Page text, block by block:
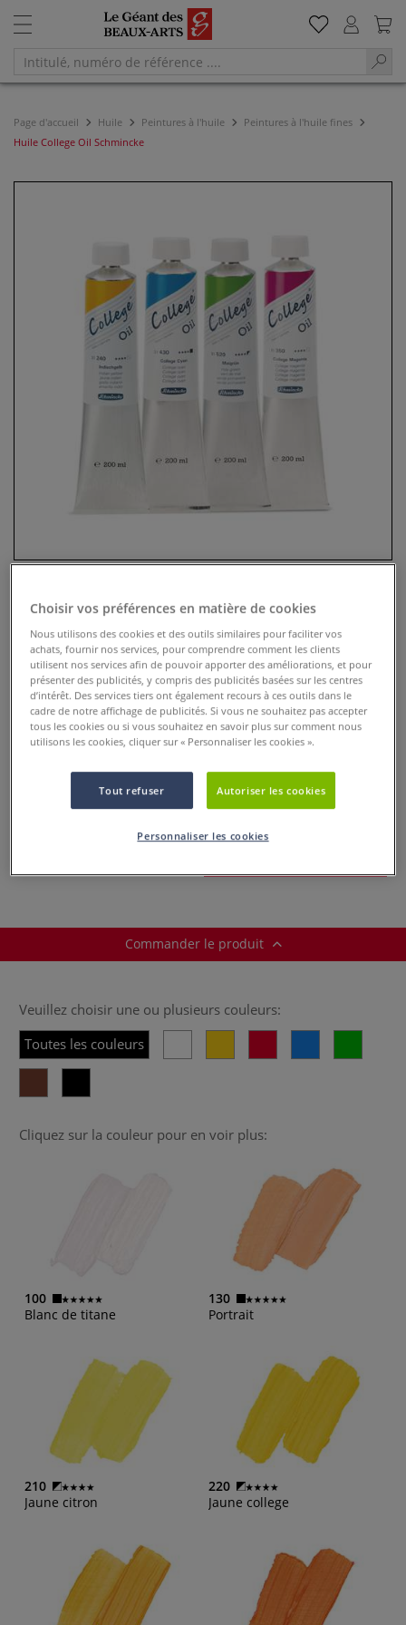
Page d'accueil Huile Peintures à l'huile
Peintures à l'huile fines
Huile College Oil Schmincke
Huile College Oil Schmincke
0 Commentaires
Peinture à l'huile de qualité étude. Nuances élaborées à
partir de pigments de grande qualité et d’huiles naturelles
(huile de lin et de tournesol). Fini satiné au séchage.
dès 13,60 €
Commander le produit
Veuillez choisir une ou plusieurs couleurs:
Toutes les couleurs
Cliquez sur la couleur pour en voir plus:
100
Blanc de titane
130
Portrait
210
Jaune citron
220
Jaune college
Choisir vos préférences en matière de cookies
Nous utilisons des cookies et des outils similaires pour faciliter vos
achats, fournir nos services, pour comprendre comment les clients
utilisent nos services afin de pouvoir apporter des améliorations, et pour
présenter des publicités, y compris des publicités basées sur les centres
d’intérêt. Des services tiers ont également recours à ces outils dans le
cadre de notre affichage de publicités. Si vous ne souhaitez pas accepter
tous les cookies ou si vous souhaitez en savoir plus sur comment nous
utilisons les cookies, cliquer sur « Personnaliser les cookies ».
Tout refuser Autoriser les cookies
Personnaliser les cookies